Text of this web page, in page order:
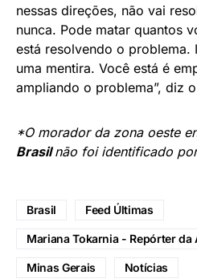
nessas direções, não vai
nunca. Pode matar quantos
está resolvendo o problema.
uma mentira. Você está é
ampliando o problema”, diz
*O morador da zona oeste
Brasilnão foi identificado
Brasil Feed Últimas
Mariana Tokarnia - Repórter da
Minas Gerais Notícias